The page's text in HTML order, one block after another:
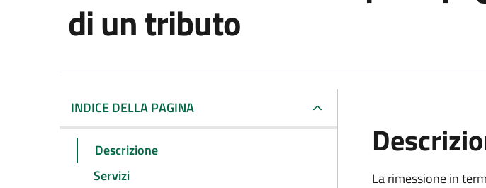
di un tributo
INDICE DELLA PAGINA
Descrizione
Servizi
La rimessione in